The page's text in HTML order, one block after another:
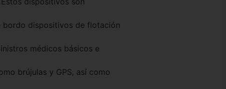
bordo dispositivos de flotación
médicos básicos e
brújulas y GPS, así como